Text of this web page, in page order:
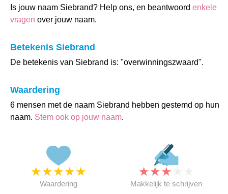
Is jouw naam Siebrand? Help ons, en beantwoord enkele
vragen over jouw naam.
Betekenis Siebrand
De betekenis van Siebrand is: "overwinningszwaard".
Waardering
6 mensen met de naam Siebrand hebben gestemd op hun
naam. Stem ook op jouw naam.
★★★★★
Waardering
★★★
Makkelijk te schrijven